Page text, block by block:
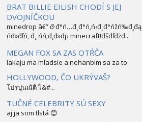
BRAT BILLIE EILISH CHODÍ S JEJ
DVOJNÍČKOU
minedrop â€” đ·đ°ń…đ˛đ°ń‚ń‹đ˛đ°ńžń‰đ¸đą
ńđ»đľń‚ đ˛ ńń‚đ¸đ»đµ minecraft!đšđľđżđ...
MEGAN FOX SA ZAS OTŔČA
lakaju ma mladsie a nehanbim sa za to
HOLLYWOOD, ČO UKRÝVAŠ?
โปรปุนณัติ ไ&#...
TUČNÉ CELEBRITY SÚ SEXY
aj ja som tlstá 😊